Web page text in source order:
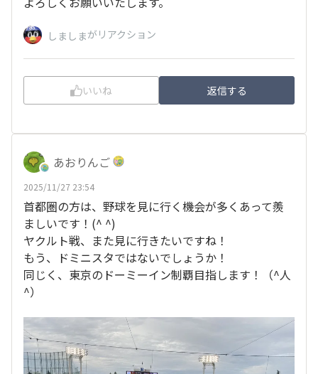
しましまがリアクション
いいね 返信する
あおりんご
2025/11/27 23:54
首都圏の方は、野球を見に行く機会が多くあって羨
ましいです！(^ ^)
ヤクルト戦、また見に行きたいですね！
もう、ドミニスタではないでしょうか！
同じく、東京のドーミーイン制覇目指します！（^人
^）